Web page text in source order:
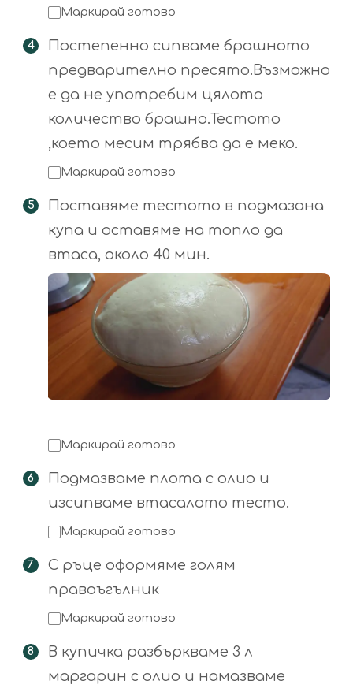
Маркирай готово
Постепенно сипваме брашното
предварително пресято.Възможно
е да не употребим цялото
количество брашно.Тестото
,което месим трябва да е меко.
Маркирай готово
Поставяме тестото в подмазана
купа и оставяме на топло да
втаса, около 40 мин.
Маркирай готово
Подмазваме плота с олио и
изсипваме втасалото тесто.
Маркирай готово
С ръце оформяме голям
правоъгълник
Маркирай готово
В купичка разбъркваме 3 л
маргарин с олио и намазваме